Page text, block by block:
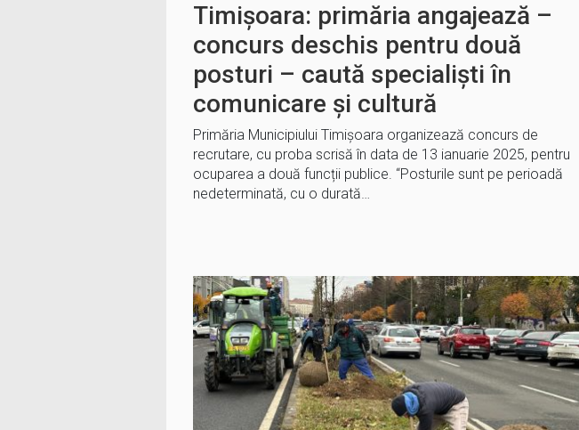
Timișoara: primăria angajează –
concurs deschis pentru două
posturi – caută specialiști în
comunicare și cultură
Primăria Municipiului Timișoara organizează concurs de
recrutare, cu proba scrisă în data de 13 ianuarie 2025, pentru
ocuparea a două funcții publice. “Posturile sunt pe perioadă
nedeterminată, cu o durată…